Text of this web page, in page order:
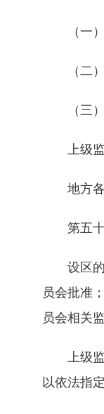
（一）
（二）
（三）
上级监
地方各
第五十
设区的
员会批准
员会相关
上级监
以依法指